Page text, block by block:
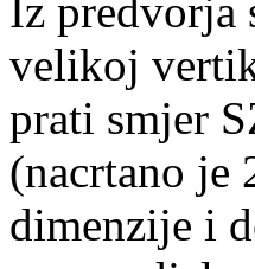
Iz predvorja
velikoj
prati smjer
(nacrtano je
dimenzije i